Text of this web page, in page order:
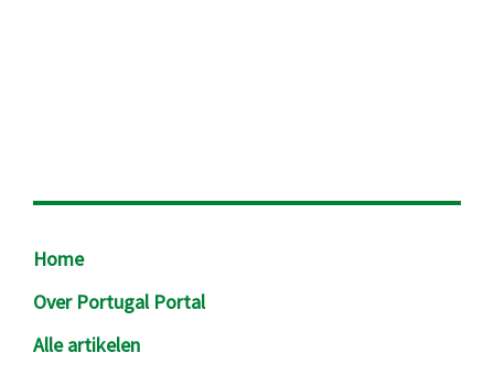
Footer
Home
Over Portugal Portal
Alle artikelen